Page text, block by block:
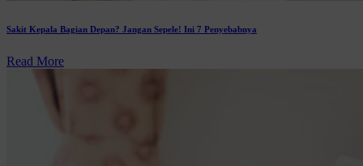
Sakit Kepala Bagian Depan? Jangan Sepele! Ini 7 Penyebabnya
Read More